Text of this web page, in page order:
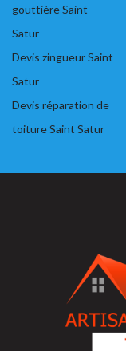
gouttière Saint
Satur
Devis zingueur Saint
Satur
Devis réparation de
toiture Saint Satur